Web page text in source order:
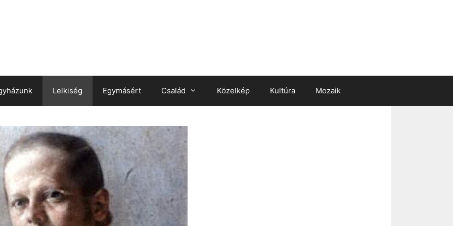
Lelkiség Egymásért Család Közelkép Kultúra Mozaik